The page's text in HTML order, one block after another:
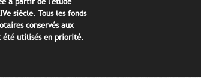
siècle. Tous les fonds
conservés aux
été utilisés en priorité.